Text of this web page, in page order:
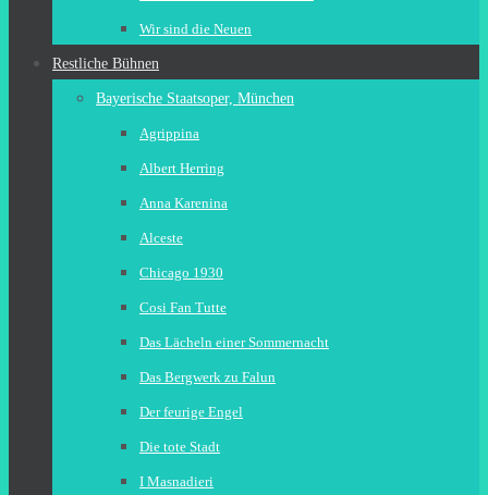
Wir sind die Neuen
Restliche Bühnen
Bayerische Staatsoper, München
Agrippina
Albert Herring
Anna Karenina
Alceste
Chicago 1930
Cosi Fan Tutte
Das Lächeln einer Sommernacht
Das Bergwerk zu Falun
Der feurige Engel
Die tote Stadt
I Masnadieri